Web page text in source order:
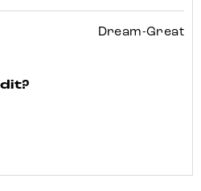
Dream-Great